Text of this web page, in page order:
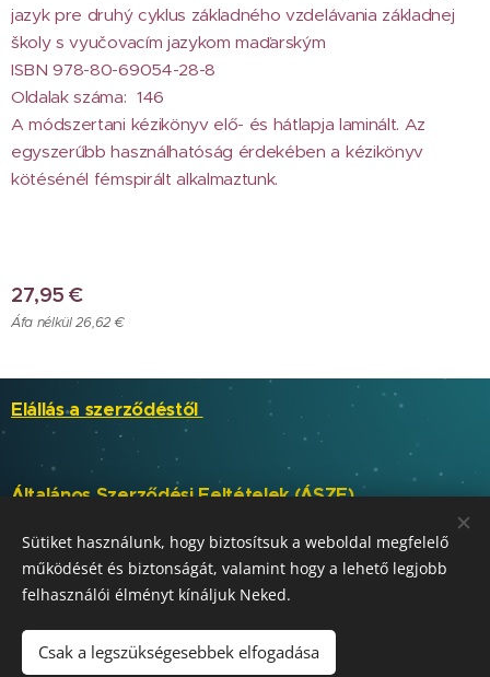
jazyk pre druhý cyklus základného vzdelávania základnej
školy s vyučovacím jazykom maďarským
ISBN 978-80-69054-28-8
Oldalak száma: 146
A módszertani kézikönyv elő- és hátlapja laminált. Az
egyszerűbb használhatóság érdekében a kézikönyv
kötésénél fémspirált alkalmaztunk.
27,95 €
Áfa nélkül 26,62 €
Elállás a szerződéstől
Általános Szerződési Feltételek (ÁSZF)
SKABELA, s.r.o. Sütik
Slovenčina
Magyar
Sütiket használunk, hogy biztosítsuk a weboldal megfelelő
működését és biztonságát, valamint hogy a lehető legjobb
felhasználói élményt kínáljuk Neked.
Csak a legszükségesebbek elfogadása